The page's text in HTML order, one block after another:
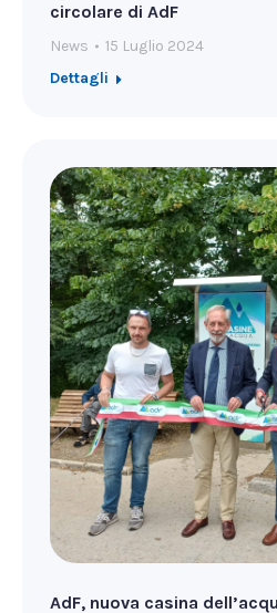
circolare di AdF
News
15 Luglio 2024
Dettagli
AdF, nuova casina